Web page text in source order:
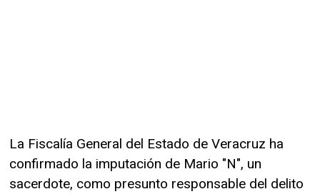
La Fiscalía General del Estado de Veracruz ha
confirmado la imputación de Mario "N", un
sacerdote, como presunto responsable del delito